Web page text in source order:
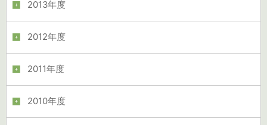
2013年度
2012年度
2011年度
2010年度